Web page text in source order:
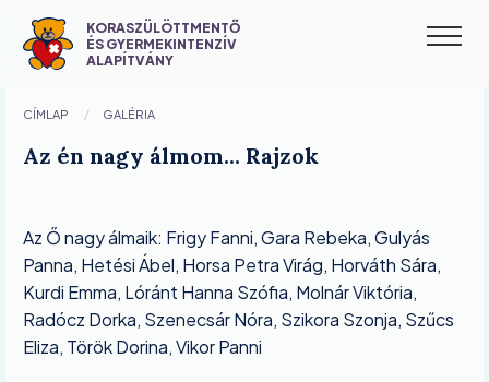
Ugrás
tartalomra
KORASZÜLÖTTMENTŐ
ÉS GYERMEKINTENZÍV
ALAPÍTVÁNY
CÍMLAP GALÉRIA
Az én nagy álmom... Rajzok
Az Ő nagy álmaik: Frigy Fanni, Gara Rebeka, Gulyás
Panna, Hetési Ábel, Horsa Petra Virág, Horváth Sára,
Kurdi Emma, Lóránt Hanna Szófia, Molnár Viktória,
Radócz Dorka, Szenecsár Nóra, Szikora Szonja, Szűcs
Eliza, Török Dorina, Vikor Panni